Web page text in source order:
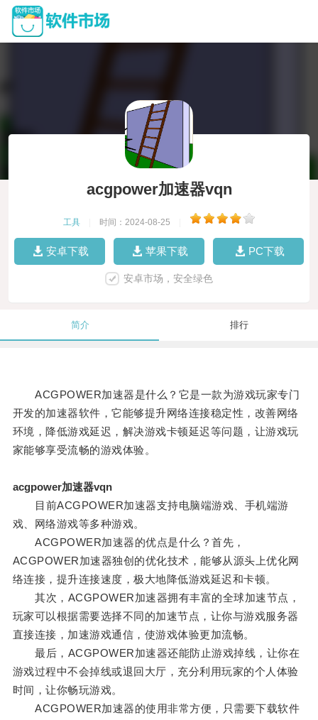
acgpower加速器vqn
工具 时间：2024-08-25
安卓下载 苹果下载 PC下载
安卓市场，安全绿色
简介 排行
ACGPOWER加速器是什么？它是一款为游戏玩家专门
开发的加速器软件，它能够提升网络连接稳定性，改善网络
环境，降低游戏延迟，解决游戏卡顿延迟等问题，让游戏玩
家能够享受流畅的游戏体验。
acgpower加速器vqn
目前ACGPOWER加速器支持电脑端游戏、手机端游
戏、网络游戏等多种游戏。
ACGPOWER加速器的优点是什么？首先，
ACGPOWER加速器独创的优化技术，能够从源头上优化网
络连接，提升连接速度，极大地降低游戏延迟和卡顿。
其次，ACGPOWER加速器拥有丰富的全球加速节点，
玩家可以根据需要选择不同的加速节点，让你与游戏服务器
直接连接，加速游戏通信，使游戏体验更加流畅。
最后，ACGPOWER加速器还能防止游戏掉线，让你在
游戏过程中不会掉线或退回大厅，充分利用玩家的个人体验
时间，让你畅玩游戏。
ACGPOWER加速器的使用非常方便，只需要下载软件